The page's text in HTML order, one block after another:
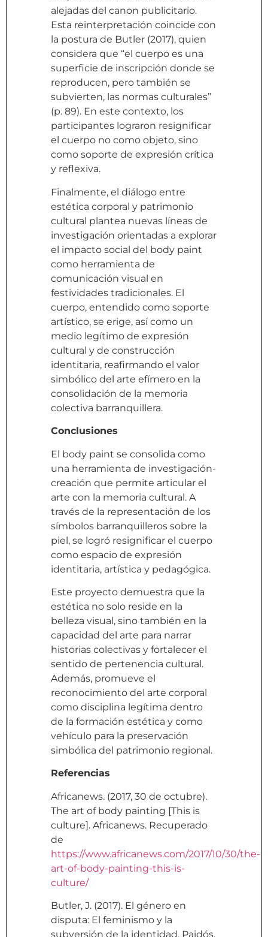
alejadas del canon publicitario.
Esta reinterpretación coincide con
la postura de Butler (2017), quien
considera que “el cuerpo es una
superficie de inscripción donde se
reproducen, pero también se
subvierten, las normas culturales”
(p. 89). En este contexto, los
participantes lograron resignificar
el cuerpo no como objeto, sino
como soporte de expresión crítica
y reflexiva.
Finalmente, el diálogo entre
estética corporal y patrimonio
cultural plantea nuevas líneas de
investigación orientadas a explorar
el impacto social del body paint
como herramienta de
comunicación visual en
festividades tradicionales. El
cuerpo, entendido como soporte
artístico, se erige, así como un
medio legítimo de expresión
cultural y de construcción
identitaria, reafirmando el valor
simbólico del arte efímero en la
consolidación de la memoria
colectiva barranquillera.
Conclusiones
El body paint se consolida como
una herramienta de investigación-
creación que permite articular el
arte con la memoria cultural. A
través de la representación de los
símbolos barranquilleros sobre la
piel, se logró resignificar el cuerpo
como espacio de expresión
identitaria, artística y pedagógica.
Este proyecto demuestra que la
estética no solo reside en la
belleza visual, sino también en la
capacidad del arte para narrar
historias colectivas y fortalecer el
sentido de pertenencia cultural.
Además, promueve el
reconocimiento del arte corporal
como disciplina legítima dentro
de la formación estética y como
vehículo para la preservación
simbólica del patrimonio regional.
Referencias
Africanews. (2017, 30 de octubre).
The art of body painting [This is
culture]. Africanews. Recuperado
de
https://www.africanews.com/2017/10/30/the-
art-of-body-painting-this-is-
culture/
Butler, J. (2017). El género en
disputa: El feminismo y la
subversión de la identidad. Paidós.